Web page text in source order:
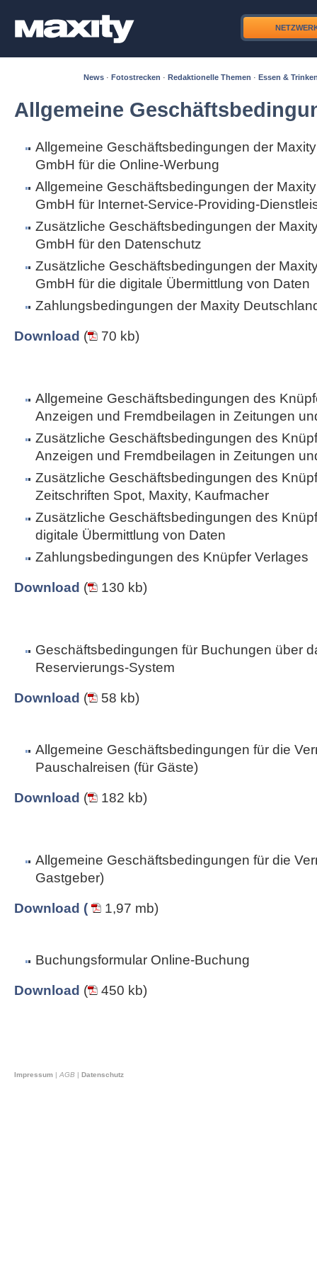
News · Fotostrecken · Redaktionelle Themen · Essen &
Allgemeine
Allgemeine Geschäftsbedingungen der
GmbH für die Online-Werbung
Allgemeine Geschäftsbedingungen der
GmbH für Internet-Service-Providing-
Zusätzliche Geschäftsbedingungen der
GmbH für den Datenschutz
Zusätzliche Geschäftsbedingungen der
GmbH für die digitale Übermittlung von Daten
Zahlungsbedingungen der Maxity
Download ( 70 kb)
Allgemeine Geschäftsbedingungen des
Anzeigen und Fremdbeilagen in Zeitungen
Zusätzliche Geschäftsbedingungen des
Anzeigen und Fremdbeilagen in Zeitungen
Zusätzliche Geschäftsbedingungen des
Zeitschriften Spot, Maxity, Kaufmacher
Zusätzliche Geschäftsbedingungen des
digitale Übermittlung von Daten
Zahlungsbedingungen des Knüpfer Verlages
Download ( 130 kb)
Geschäftsbedingungen für Buchungen über
Reservierungs-System
Download ( 58 kb)
Allgemeine Geschäftsbedingungen für die
Pauschalreisen (für Gäste)
Download ( 182 kb)
Allgemeine Geschäftsbedingungen für die
Gastgeber)
Download ( 1,97 mb)
Buchungsformular Online-Buchung
Download ( 450 kb)
Impressum | AGB | Datenschutz